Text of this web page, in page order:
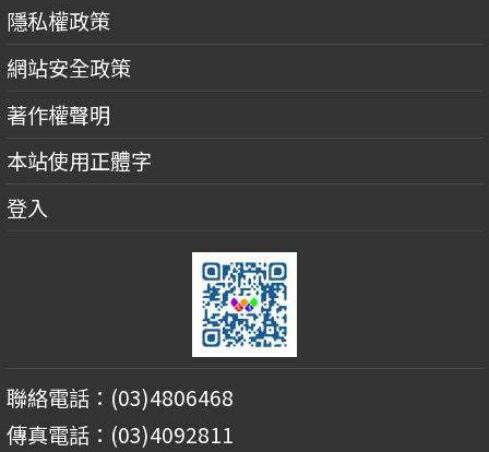
隱私權政策
網站安全政策
著作權聲明
本站使用正體字
登入
聯絡電話：(03)4806468
傳真電話：(03)4092811